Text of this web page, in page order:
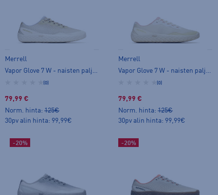
Merrell
Vapor Glove 7 W - naisten paljasjalkakengät
(0)
79,99 €
Norm. hinta: 125€
30pv alin hinta: 99,99€
Merrell
Vapor Glove 7 W - naisten paljasjalkakengät
(0)
79,99 €
Norm. hinta: 125€
30pv alin hinta: 99,99€
-20% -20%